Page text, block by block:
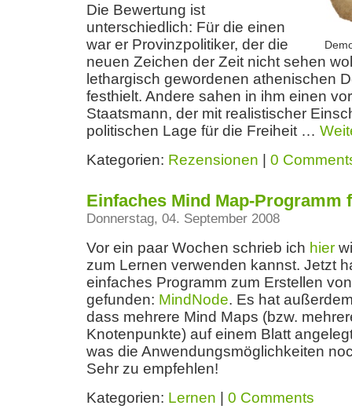
Die Bewertung ist
unterschiedlich: Für die einen
war er Provinzpolitiker, der die
neuen Zeichen der Zeit nicht sehen
lethargisch gewordenen athenischen
festhielt. Andere sahen in ihm einen
Staatsmann, der mit realistischer
politischen Lage für die Freiheit …
Kategorien: Rezensionen 0
Einfaches Mind Map-Programm
Donnerstag, 04. September 2008
Vor ein paar Wochen schrieb ich hier
zum Lernen verwenden kannst. Jetzt
einfaches Programm zum Erstellen
gefunden: MindNode. Es hat
dass mehrere Mind Maps (bzw.
Knotenpunkte) auf einem Blatt
was die Anwendungsmöglichkeiten
Sehr zu empfehlen!
Kategorien: Lernen 0 Comments